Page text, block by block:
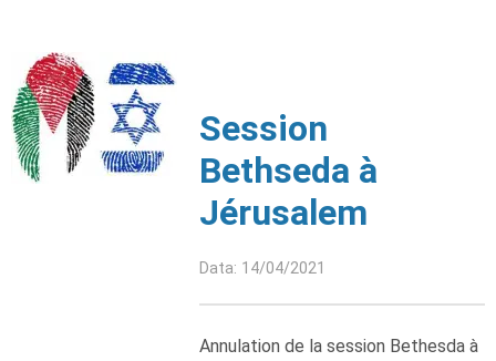
Session
Bethseda à
Jérusalem
Data: 14/04/2021
Annulation de la session Bethesda à